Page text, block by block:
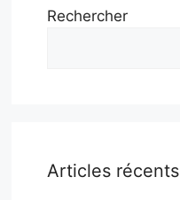
Rechercher
Articles récents